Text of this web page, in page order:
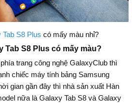
S8 Plus có mấy màu nhỉ?
Tab S8 Plus có mấy màu?
trang công nghệ GalaxyClub thì
chiếc máy tính bảng Samsung
gian gần đây thì nhà sản xuất Hàn
nữa là Galaxy Tab S8 và Galaxy